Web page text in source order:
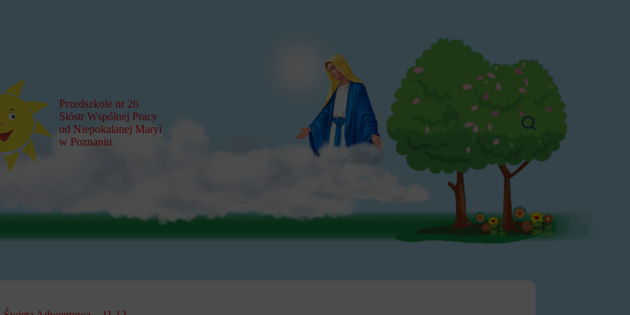
Przedszkole nr 26
Sióstr Wspólnej Pracy
od Niepokalanej Maryi
w Poznaniu